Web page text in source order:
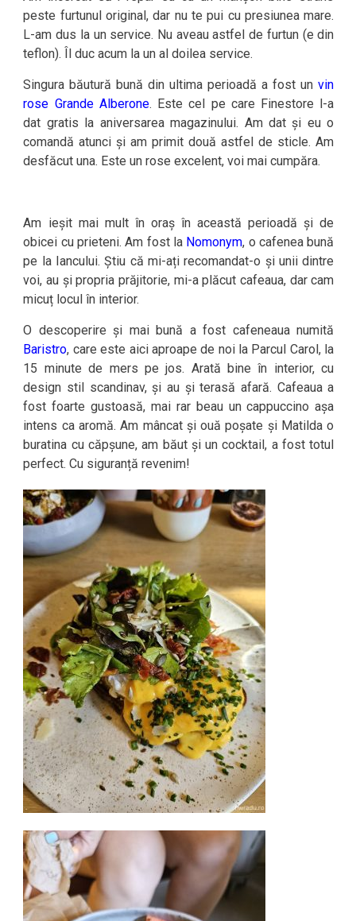
peste furtunul original, dar nu te pui cu presiunea mare.
L-am dus la un service. Nu aveau astfel de furtun (e din
teflon). Îl duc acum la un al doilea service.
Singura băutură bună din ultima perioadă a fost unvin
rose Grande Alberone. Este cel pe care Finestore l-a
dat gratis la aniversarea magazinului. Am dat și eu o
comandă atunci și am primit două astfel de sticle. Am
desfăcut una. Este un rose excelent, voi mai cumpăra.
Am ieșit mai mult în oraș în această perioadă și de
obicei cu prieteni. Am fost la Nomonym, o cafenea bună
pe la Iancului. Știu că mi-ați recomandat-o și unii dintre
voi, au și propria prăjitorie, mi-a plăcut cafeaua, dar cam
micuț locul în interior.
O descoperire și mai bună a fost cafeneaua numită
Baristro, care este aici aproape de noi la Parcul Carol, la
15 minute de mers pe jos. Arată bine în interior, cu
design stil scandinav, și au și terasă afară. Cafeaua a
fost foarte gustoasă, mai rar beau un cappuccino așa
intens ca aromă. Am mâncat și ouă poșate și Matilda o
buratina cu căpșune, am băut și un cocktail, a fost totul
perfect. Cu siguranță revenim!